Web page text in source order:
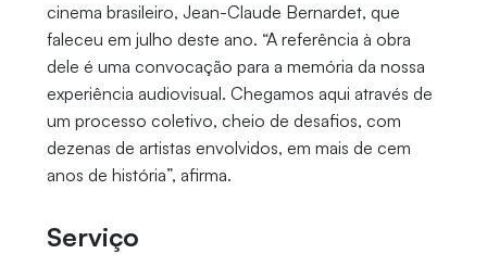
cinema brasileiro, Jean-Claude Bernardet, que
faleceu em julho deste ano. “A referência à obra
dele é uma convocação para a memória da nossa
experiência audiovisual. Chegamos aqui através de
um processo coletivo, cheio de desafios, com
dezenas de artistas envolvidos, em mais de cem
anos de história”, afirma.
Serviço